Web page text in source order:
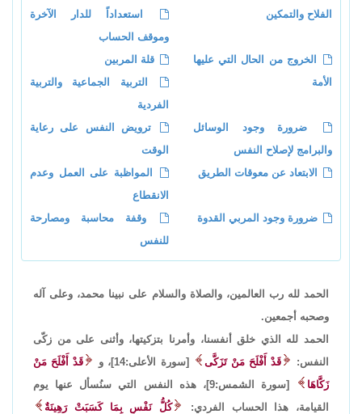
الفلاح والتمكين
استعداداً للدار الآخرة
وموقف الحساب
الخروج من الحال التي عليها
الأمة
قلة المربين
التربية الجماعية والتربية
الفردية
ضرورة وجود الوسائل
والبرامج لإصلاح النفس
ترويض النفس على رعاية
الوقت
الابتعاد عن معوقات الطريق
المواظبة على العمل وعدم
الانقطاع
ضرورة وجود المربي القدوة
وقفة محاسبة ومصارحة
للنفس
الحمد لله رب العالمين، والصلاة والسلام على نبينا محمد، وعلى آله
وصحبه أجمعين.
الحمد لله الذي خلق أنفسنا، وأمرنا بتزكيتها، وأثنى على من زكّى
النفس:
قَدْ أَفْلَحَ مَنْ تَزَكَّى [سورة الأعلى:14]، و
قَدْ أَفْلَحَ مَنْ
زَكَّاهَا
[سورة الشمس:9]، هذه النفس التي سنُسأل عنها يوم
القيامة، هذا الحساب الفردي:
كُلُّ نَفْسٍ بِمَا كَسَبَتْ رَهِينَةٌ